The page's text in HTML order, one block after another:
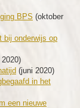
BPS (oktober
bij onderwijs op
(juni 2020)
in het
een nieuwe